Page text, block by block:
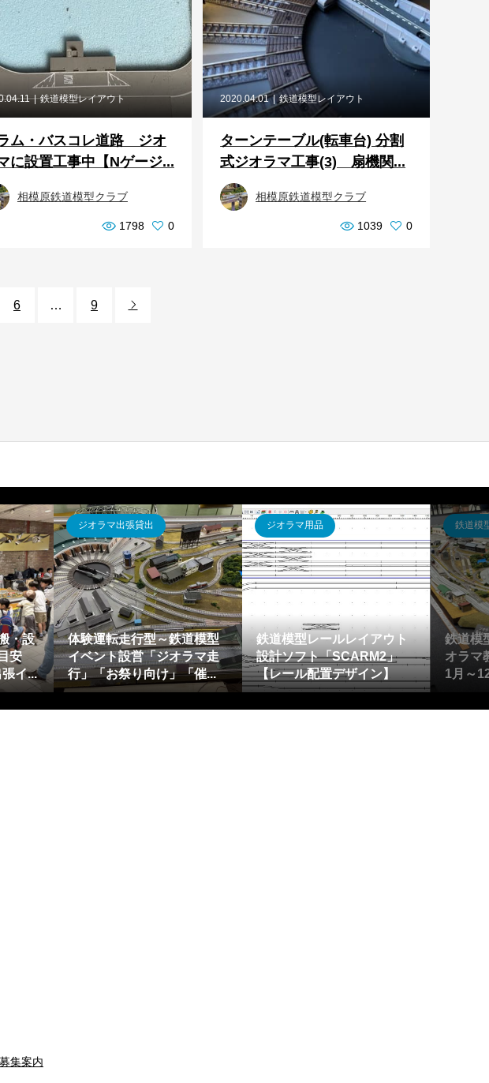
鉄道模型レイアウト
ム・バスコレ道路 ジオ
に設置工事中【Nゲージ...
相模原鉄道模型クラブ
1798 0
2020.04.01 鉄道模型レイアウト
ターンテーブル(転車台) 分割
式ジオラマ工事(3) 扇機関...
相模原鉄道模型クラブ
1039 0
6 … 9 
イアウト
ナー 超電導リニ
シャルセット～
交換(電池交換)...
ジオラマ出張貸出
鉄道模型イベント(鉄道系お
祭り催事)にジオラマ出張展
示～平日4万円から神奈川...
鉄道模型運転会・イベント
鹿沼公園「D52蒸気機関車5
0周年記念イベント」に合わ
せて鉄道模型ミニ・ジオ...
集案内